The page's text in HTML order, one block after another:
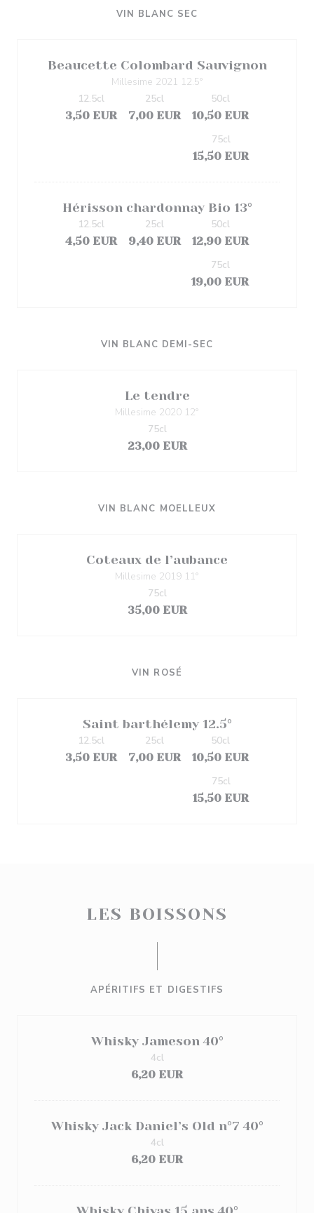
VIN BLANC SEC
Beaucette Colombard Sauvignon
Millesime 2021 12.5°
3,50 EUR
12.5cl
7,00 EUR
25cl
10,50 EUR
50cl
15,50 EUR
75cl
Hérisson chardonnay Bio 13°
4,50 EUR
12.5cl
9,40 EUR
25cl
12,90 EUR
50cl
19,00 EUR
75cl
VIN BLANC DEMI-SEC
Le tendre
Millesime 2020 12°
23,00 EUR
75cl
VIN BLANC MOELLEUX
Coteaux de l’aubance
Millesime 2019 11°
35,00 EUR
75cl
VIN ROSÉ
Saint barthélemy 12.5°
3,50 EUR
12.5cl
7,00 EUR
25cl
10,50 EUR
50cl
15,50 EUR
75cl
LES BOISSONS
APÉRITIFS ET DIGESTIFS
Whisky Jameson 40°
6,20 EUR
4cl
Whisky Jack Daniel’s Old n°7 40°
6,20 EUR
4cl